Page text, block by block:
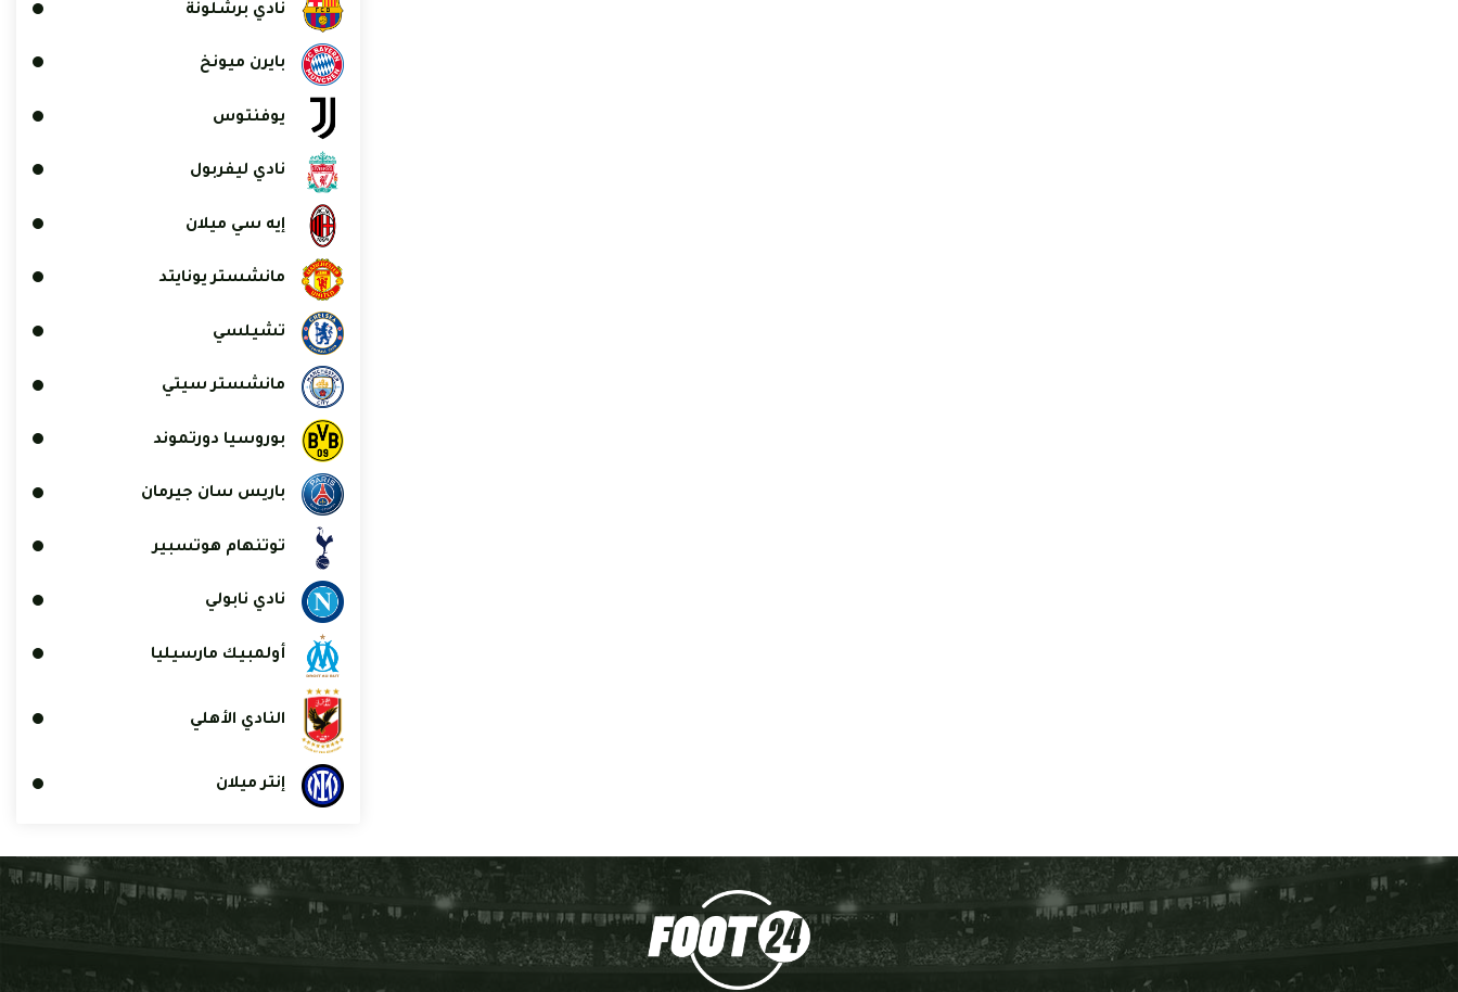
نادي برشلونة
بايرن ميونخ
يوفنتوس
نادي ليفربول
إيه سي ميلان
مانشستر يونايتد
تشيلسي
مانشستر سيتي
بوروسيا دورتموند
باريس سان جيرمان
توتنهام هوتسبير
نادي نابولي
أولمبيك مارسيليا
النادي الأهلي
إنتر ميلان